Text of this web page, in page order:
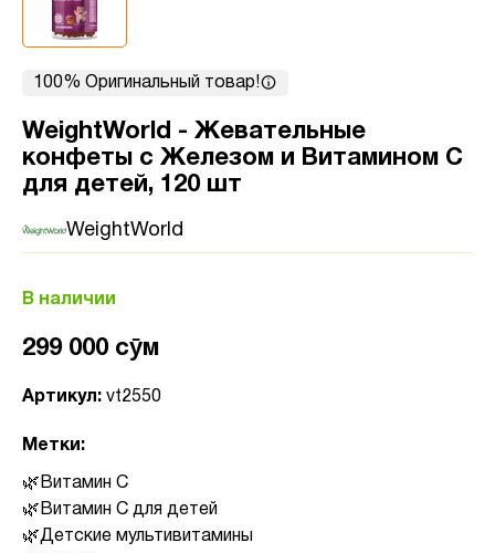
100% Оригинальный товар!
WeightWorld - Жевательные
конфеты с Железом и Витамином C
для детей, 120 шт
WeightWorld
В наличии
299 000 сӯм
Артикул: vt2550
Метки:
Витамин C
Витамин C для детей
Детские мультивитамины